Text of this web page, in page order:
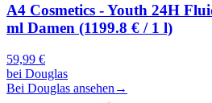
A4 Cosmetics - Youth 24H
ml Damen (1199.8 € / 1 l)
59,99 €
bei Douglas
Bei Douglas ansehen →